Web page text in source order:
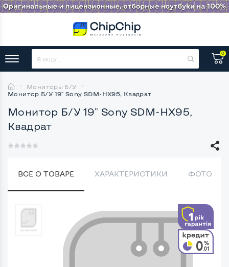
0
Мониторы Б/У
Монитор Б/У 19" Sony SDM-HX95, Квадрат
Монитор Б/У 19" Sony SDM-HX95,
Квадрат
ВСЕ О ТОВАРЕ ХАРАКТЕРИСТИКИ ФОТО